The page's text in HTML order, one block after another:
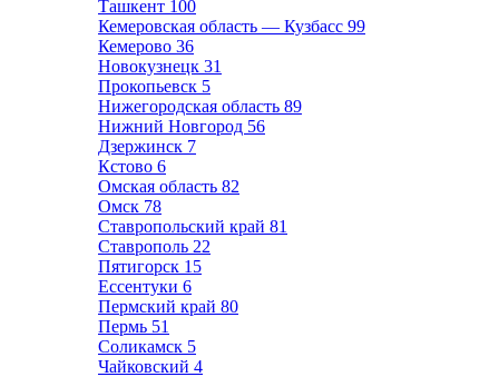
Ташкент 100
Кемеровская область — Кузбасс 99
Кемерово 36
Новокузнецк 31
Прокопьевск 5
Нижегородская область 89
Нижний Новгород 56
Дзержинск 7
Кстово 6
Омская область 82
Омск 78
Ставропольский край 81
Ставрополь 22
Пятигорск 15
Ессентуки 6
Пермский край 80
Пермь 51
Соликамск 5
Чайковский 4